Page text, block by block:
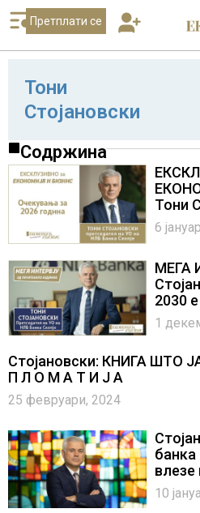
Претплати се
Тони
Стојановски
Содржина
Тони
6
МЕГА
2030
1
Стојановски: КНИГА ШТО
П Л О М А Т И Ј А
25 февруари, 2024
банка
10